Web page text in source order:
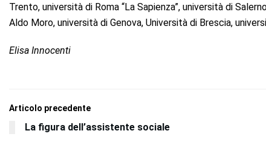
Trento, università di Roma “La Sapienza”, università di
Aldo Moro, università di Genova, Università di Brescia,
Elisa Innocenti
Articolo precedente
La figura dell’assistente sociale